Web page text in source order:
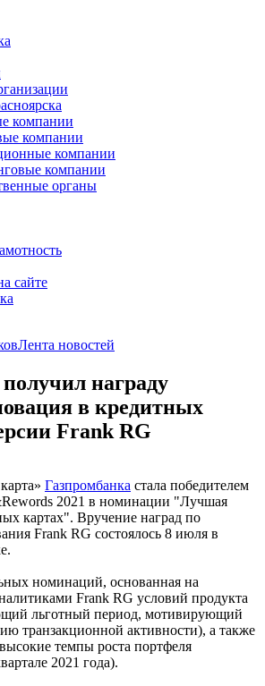
компании
компании
компании
компании
органы
сайте
Лента новостей
награду
в кредитных
Frank RG
Газпромбанка стала победителем
2021 в номинации "Лучшая
картах". Вручение наград по
Frank RG состоялось 8 июля в
номинаций, основанная на
Frank RG условий продукта
льготный период, мотивирующий
транзакционной активности), а также
темпы роста портфеля
2021 года).